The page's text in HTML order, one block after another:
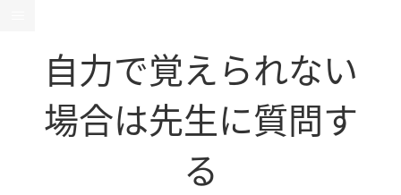
自力で覚えられない
場合は先生に質問す
る